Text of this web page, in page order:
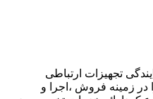
تجهیزات ارتباطی
۱۳۸۵ کار خود را در زمینه فروش ،اجرا و